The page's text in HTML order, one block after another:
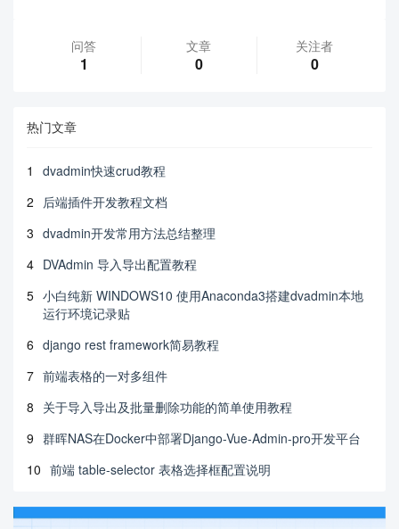
问答
1
文章
0
关注者
0
热门文章
1
dvadmin快速crud教程
2 后端插件开发教程文档
3 dvadmin开发常用方法总结整理
4 DVAdmin 导入导出配置教程
5 小白纯新 WINDOWS10 使用Anaconda3搭建dvadmin本地
运行环境记录贴
6 django rest framework简易教程
7 前端表格的一对多组件
8 关于导入导出及批量删除功能的简单使用教程
9 群晖NAS在Docker中部署Django-Vue-Admin-pro开发平台
10 前端 table-selector 表格选择框配置说明